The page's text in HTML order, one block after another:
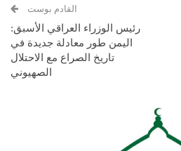
القادم بوست
رئيس الوزراء العراقي الأسبق:
اليمن طور معادلة جديدة في
تاريخ الصراع مع الاحتلال
الصهيوني